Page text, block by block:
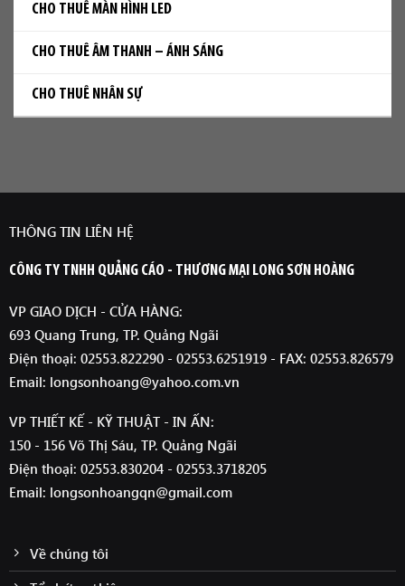
CHO THUÊ MÀN HÌNH LED
CHO THUÊ ÂM THANH – ÁNH SÁNG
CHO THUÊ NHÂN SỰ
THÔNG TIN LIÊN HỆ
CÔNG TY TNHH QUẢNG CÁO - THƯƠNG MẠI LONG SƠN HOÀNG
VP GIAO DỊCH - CỬA HÀNG:
693 Quang Trung, TP. Quảng Ngãi
Điện thoại: 02553.822290 - 02553.6251919 - FAX: 02553.826579
Email: longsonhoang@yahoo.com.vn
VP THIẾT KẾ - KỸ THUẬT - IN ẤN:
150 - 156 Võ Thị Sáu, TP. Quảng Ngãi
Điện thoại: 02553.830204 - 02553.3718205
Email: longsonhoangqn@gmail.com
Về chúng tôi